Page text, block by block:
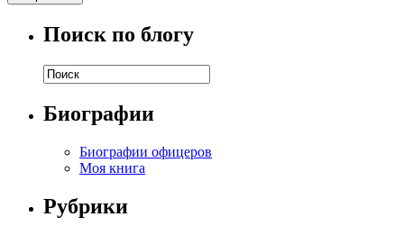
Поиск по блогу
Биографии
Биографии офицеров
Моя книга
Рубрики